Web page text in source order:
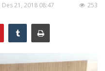
Des 21, 2018 08:47 253